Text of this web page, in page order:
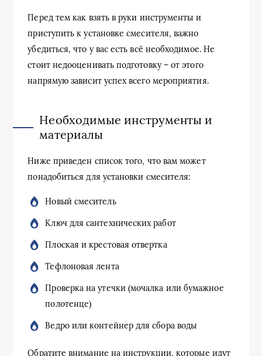
Перед тем как взять в руки инструменты и
приступить к установке смесителя, важно
убедиться, что у вас есть всё необходимое. Не
стоит недооценивать подготовку – от этого
напрямую зависит успех всего мероприятия.
Необходимые инструменты и
материалы
Ниже приведен список того, что вам может
понадобиться для установки смесителя:
Новый смеситель
Ключ для сантехнических работ
Плоская и крестовая отвертка
Тефлоновая лента
Проверка на утечки (мочалка или бумажное
полотенце)
Ведро или контейнер для сбора воды
Обратите внимание на инструкции, которые идут